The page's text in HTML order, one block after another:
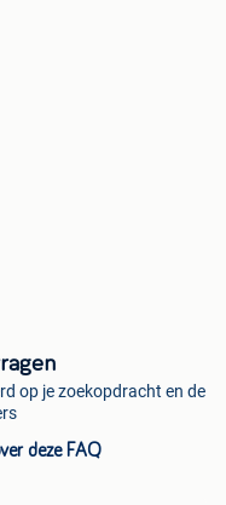
op je zoekopdracht en de
deze FAQ